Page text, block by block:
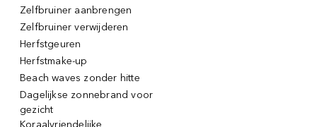
Zelfbruiner aanbrengen
Zelfbruiner verwijderen
Herfstgeuren
Herfstmake-up
Beach waves zonder hitte
Dagelijkse zonnebrand voor
gezicht
Koraalvriendelijke